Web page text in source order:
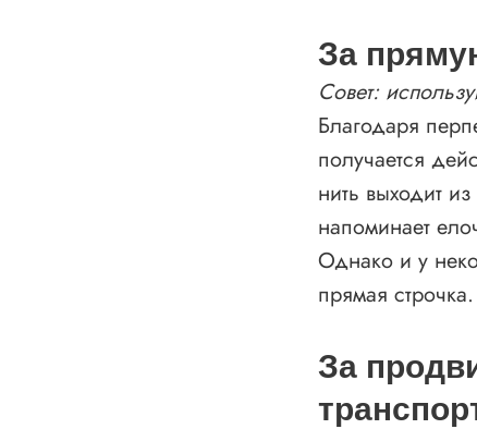
За
Совет:
Благодаря
получается
нить выходит
напоминает
Однако и у
прямая
За